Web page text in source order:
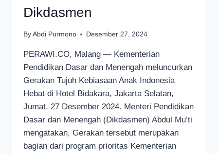
Dikdasmen
By Abdi Purmono Desember 27, 2024
PERAWI.CO, Malang — Kementerian
Pendidikan Dasar dan Menengah meluncurkan
Gerakan Tujuh Kebiasaan Anak Indonesia
Hebat di Hotel Bidakara, Jakarta Selatan,
Jumat, 27 Desember 2024. Menteri Pendidikan
Dasar dan Menengah (Dikdasmen) Abdul Mu’ti
mengatakan, Gerakan tersebut merupakan
bagian dari program prioritas Kementerian